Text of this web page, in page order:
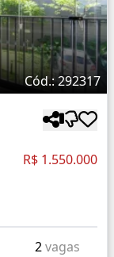
Cód.: 292317
R$ 1.550.000
2vagas